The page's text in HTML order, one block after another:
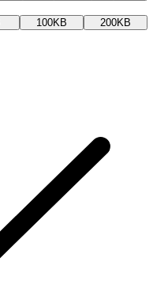
100KB 200KB